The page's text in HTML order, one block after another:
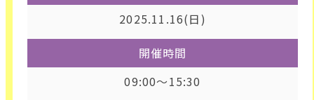
2025.11.16(日)
開催時間
09:00～15:30